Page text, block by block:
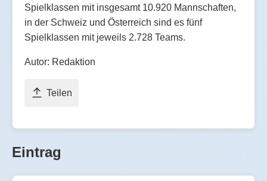
Spielklassen mit insgesamt 10.920 Mannschaften,
in der Schweiz und Österreich sind es fünf
Spielklassen mit jeweils 2.728 Teams.
Autor: Redaktion
Teilen
Eintrag